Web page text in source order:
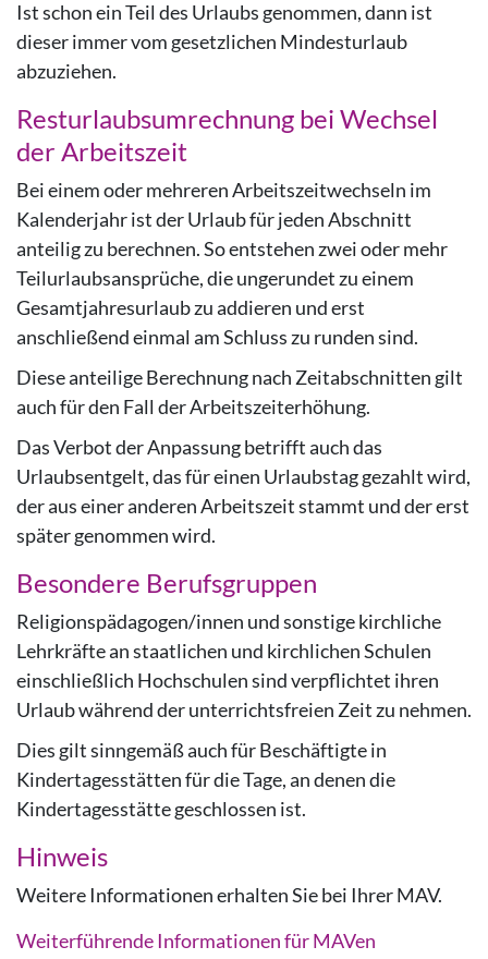
Ist schon ein Teil des Urlaubs genommen, dann ist
dieser immer vom gesetzlichen Mindesturlaub
abzuziehen.
Resturlaubsumrechnung bei Wechsel
der Arbeitszeit
Bei einem oder mehreren Arbeitszeitwechseln im
Kalenderjahr ist der Urlaub für jeden Abschnitt
anteilig zu berechnen. So entstehen zwei oder mehr
Teilurlaubsansprüche, die ungerundet zu einem
Gesamtjahresurlaub zu addieren und erst
anschließend einmal am Schluss zu runden sind.
Diese anteilige Berechnung nach Zeitabschnitten gilt
auch für den Fall der Arbeitszeiterhöhung.
Das Verbot der Anpassung betrifft auch das
Urlaubsentgelt, das für einen Urlaubstag gezahlt wird,
der aus einer anderen Arbeitszeit stammt und der erst
später genommen wird.
Besondere Berufsgruppen
Religionspädagogen/innen und sonstige kirchliche
Lehrkräfte an staatlichen und kirchlichen Schulen
einschließlich Hochschulen sind verpflichtet ihren
Urlaub während der unterrichtsfreien Zeit zu nehmen.
Dies gilt sinngemäß auch für Beschäftigte in
Kindertagesstätten für die Tage, an denen die
Kindertagesstätte geschlossen ist.
Hinweis
Weitere Informationen erhalten Sie bei Ihrer MAV.
Weiterführende Informationen für MAVen